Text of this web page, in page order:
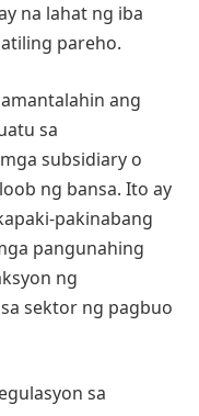
na lahat ng iba
pareho.
ang
sa
subsidiary o
ng bansa. Ito ay
pakinabang
pangunahing
ng
sektor ng pagbuo
sa